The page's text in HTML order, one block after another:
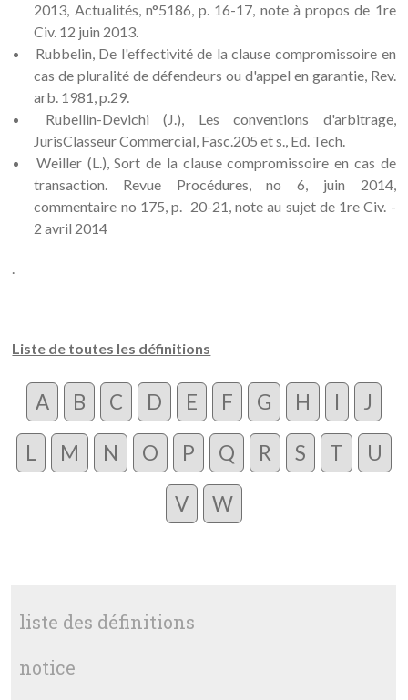
2013, Actualités, n°5186, p. 16-17, note à propos de 1re
Civ. 12 juin 2013.
Rubbelin, De l'effectivité de la clause compromissoire en
cas de pluralité de défendeurs ou d'appel en garantie, Rev.
arb. 1981, p.29.
Rubellin-Devichi (J.), Les conventions d'arbitrage,
JurisClasseur Commercial, Fasc.205 et s., Ed. Tech.
Weiller (L.), Sort de la clause compromissoire en cas de
transaction. Revue Procédures, no 6, juin 2014,
commentaire no 175, p. 20-21, note au sujet de 1re Civ. -
2 avril 2014
.
Liste de toutes les définitions
A B C D E F G H I J
L M N O P Q R S T U
V W
liste des définitions
notice